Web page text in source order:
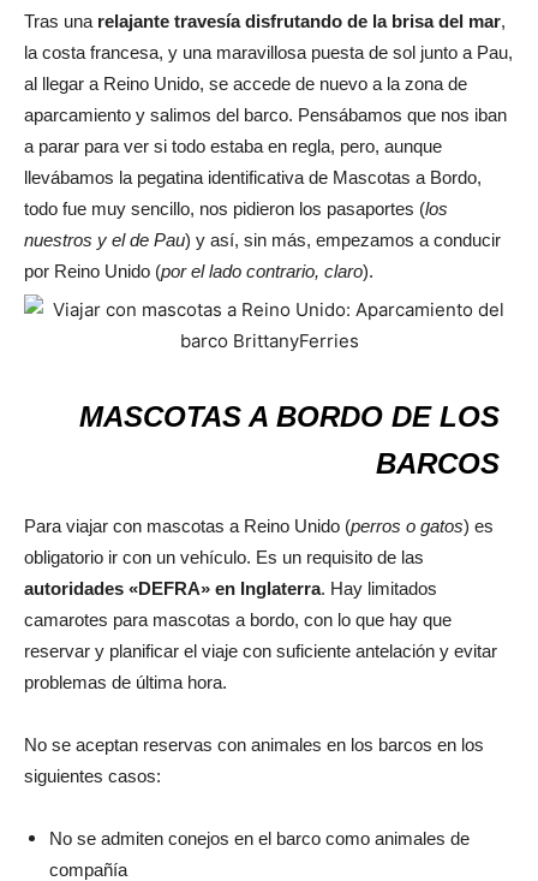
Tras una relajante travesía disfrutando de la brisa del mar,
la costa francesa, y una maravillosa puesta de sol junto a Pau,
al llegar a Reino Unido, se accede de nuevo a la zona de
aparcamiento y salimos del barco. Pensábamos que nos iban
a parar para ver si todo estaba en regla, pero, aunque
llevábamos la pegatina identificativa de Mascotas a Bordo,
todo fue muy sencillo, nos pidieron los pasaportes (los
nuestros y el de Pau) y así, sin más, empezamos a conducir
por Reino Unido (por el lado contrario, claro).
MASCOTAS A BORDO DE LOS
BARCOS
Para viajar con mascotas a Reino Unido (perros o gatos) es
obligatorio ir con un vehículo. Es un requisito de las
autoridades «DEFRA» en Inglaterra. Hay limitados
camarotes para mascotas a bordo, con lo que hay que
reservar y planificar el viaje con suficiente antelación y evitar
problemas de última hora.
No se aceptan reservas con animales en los barcos en los
siguientes casos:
No se admiten conejos en el barco como animales de
compañía